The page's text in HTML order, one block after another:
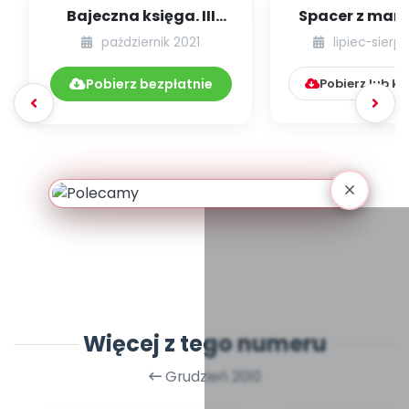
Bajeczna księga. III
edycja projektu
czytelniczego
październik 2021
Pobierz bezpłatnie
Spacer z
lipiec-
Pobierz lub
Więcej z tego numeru
Grudzień 2010